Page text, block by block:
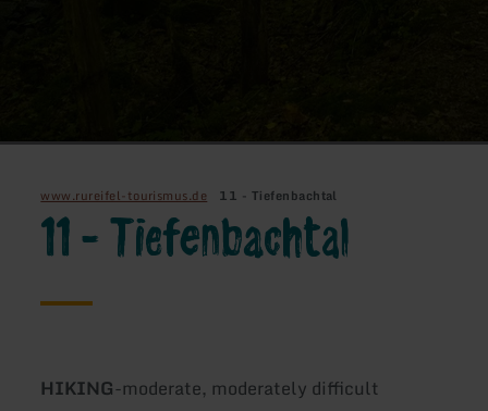
www.rureifel-tourismus.de 11 - Tiefenbachtal
11 - Tiefenbachtal
Type
HIKING-Difficulty:
moderate, moderately difficult